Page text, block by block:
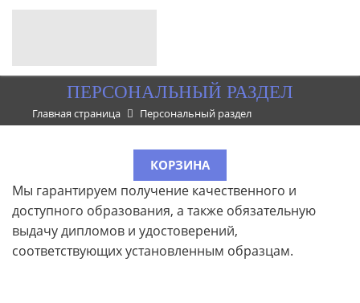
ПЕРСОНАЛЬНЫЙ РАЗДЕЛ
Главная страница Персональный раздел
КОРЗИНА
Мы гарантируем получение качественного и
доступного образования, а также обязательную
выдачу дипломов и удостоверений,
соответствующих установленным образцам.